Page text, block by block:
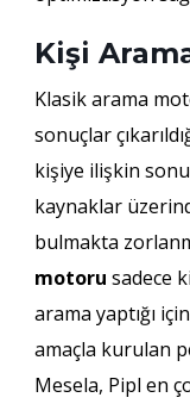
Kişi
Klasik arama
sonuçlar
kişiye ilişkin
kaynaklar
bulmakta
motoru sadece
arama yaptığı
amaçla kurulan
Mesela, Pipl en